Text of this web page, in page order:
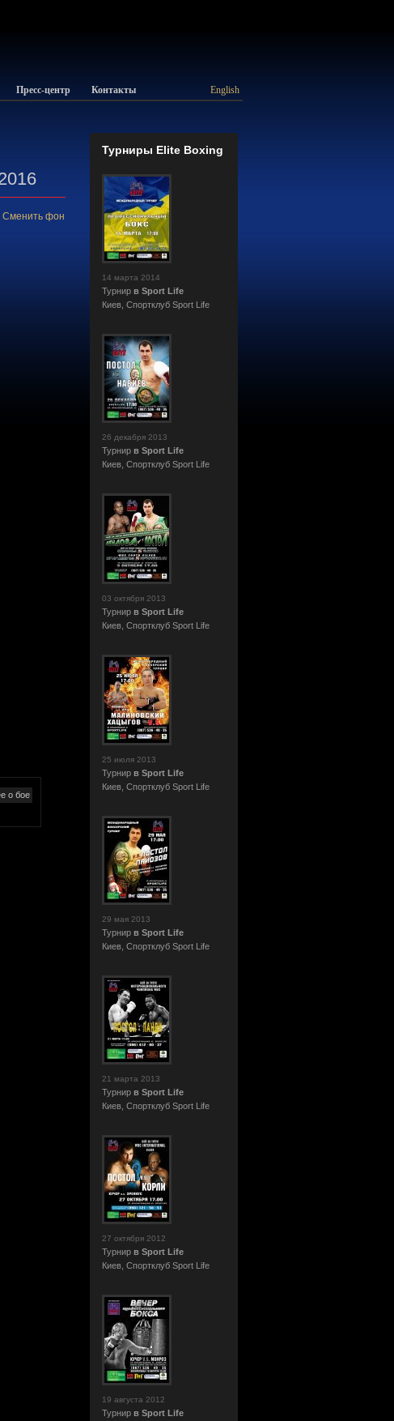
Пресс-центр Контакты English
Сменить фон
о бое
Турниры Elite Boxing
14 марта 2014
Турнир в Sport Life
Киев, Cпортклуб Sport Life
26 декабря 2013
Турнир в Sport Life
Киев, Cпортклуб Sport Life
03 октября 2013
Турнир в Sport Life
Киев, Cпортклуб Sport Life
25 июля 2013
Турнир в Sport Life
Киев, Cпортклуб Sport Life
29 мая 2013
Турнир в Sport Life
Киев, Cпортклуб Sport Life
21 марта 2013
Турнир в Sport Life
Киев, Cпортклуб Sport Life
27 октября 2012
Турнир в Sport Life
Киев, Cпортклуб Sport Life
19 августа 2012
Турнир в Sport Life